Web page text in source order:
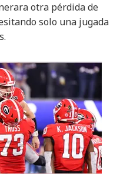
otra pérdida de
solo una jugada